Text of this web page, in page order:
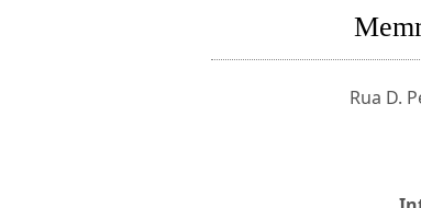
Rua D.